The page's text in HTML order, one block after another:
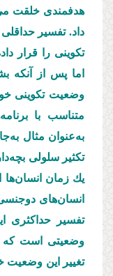
هدفمندی خلقت
داد. تفسیر
تكوینی را قرار
اما پس از آنكه
وضعیت تكوینی
متناسب با
به‌عنوان مثال
تكثیر سلولی
یك زمان انسان‌ها
انسان‌های
تفسیر حداكثری
وضعیتی است كه
تغییر این